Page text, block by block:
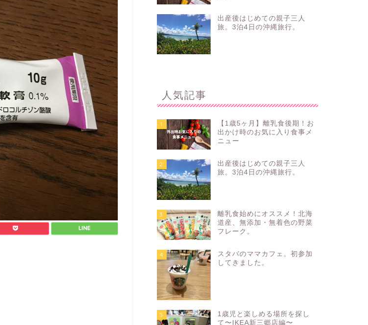
出産後はじめての親子三人
旅。3泊4日の沖縄旅行。
人気記事
1
【1歳5ヶ月】離乳食後期！お
出かけ時のお気に入り食事メ
ニュー
2
出産後はじめての親子三人
旅。3泊4日の沖縄旅行。
3
離乳食始めにオススメ！北海
道産、無添加・無着色の野菜
フレーク。
4
スタバのママカフェ。初参加
してきました。
5
1歳児と楽しめる場所を探し
て〜IKEA新三郷店編〜